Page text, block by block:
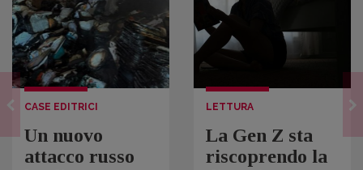
CASE EDITRICI
Un nuovo
attacco russo
LETTURA
La Gen Z sta
riscoprendo la